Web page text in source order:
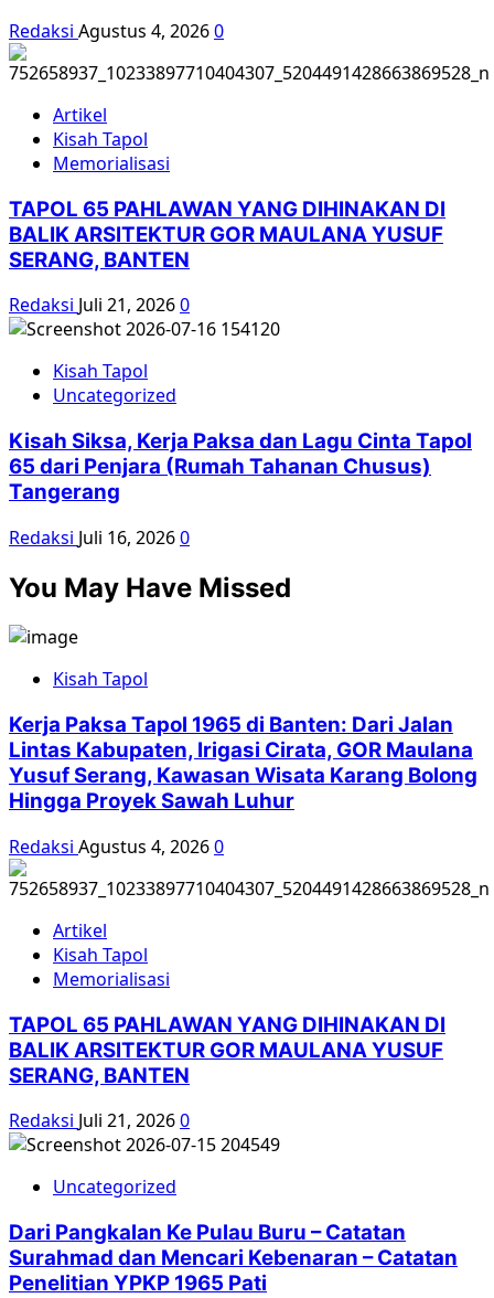
Redaksi Agustus 4, 20260
Artikel
Kisah Tapol
Memorialisasi
TAPOL 65 PAHLAWAN YANG DIHINAKAN DI
BALIK ARSITEKTUR GOR MAULANA YUSUF
SERANG, BANTEN
Redaksi Juli 21, 20260
Kisah Tapol
Uncategorized
Kisah Siksa, Kerja Paksa dan Lagu Cinta Tapol
65 dari Penjara (Rumah Tahanan Chusus)
Tangerang
Redaksi Juli 16, 20260
You May Have Missed
Kisah Tapol
Kerja Paksa Tapol 1965 di Banten: Dari Jalan
Lintas Kabupaten, Irigasi Cirata, GOR Maulana
Yusuf Serang, Kawasan Wisata Karang Bolong
Hingga Proyek Sawah Luhur
Redaksi Agustus 4, 20260
Artikel
Kisah Tapol
Memorialisasi
TAPOL 65 PAHLAWAN YANG DIHINAKAN DI
BALIK ARSITEKTUR GOR MAULANA YUSUF
SERANG, BANTEN
Redaksi Juli 21, 20260
Uncategorized
Dari Pangkalan Ke Pulau Buru – Catatan
Surahmad dan Mencari Kebenaran – Catatan
Penelitian YPKP 1965 Pati